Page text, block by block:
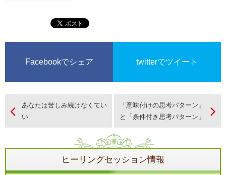
Facebookでシェア twitterでツイート
あなたは苦しみ続けなくてい
い
「意味付けの思考パターン」
と「条件付き思考パターン」
ヒーリングセッション情報